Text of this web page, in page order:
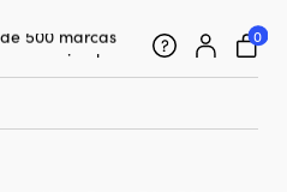
500 marcas
0
para Volvo